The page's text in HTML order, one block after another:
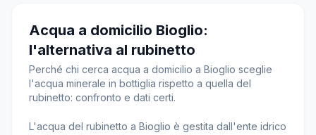
Acqua a domicilio Bioglio:
l'alternativa al rubinetto
Perché chi cerca acqua a domicilio a Bioglio sceglie
l'acqua minerale in bottiglia rispetto a quella del
rubinetto: confronto e dati certi.
L'acqua del rubinetto a Bioglio è gestita dall'ente idrico